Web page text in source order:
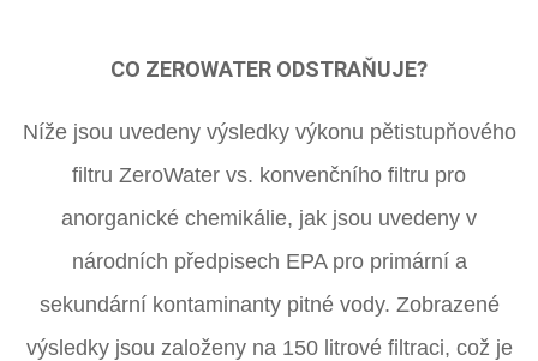
CO ZEROWATER ODSTRAŇUJE?
Níže jsou uvedeny výsledky výkonu pětistupňového
filtru ZeroWater vs. konvenčního filtru pro
anorganické chemikálie, jak jsou uvedeny v
národních předpisech EPA pro primární a
sekundární kontaminanty pitné vody. Zobrazené
výsledky jsou založeny na 150 litrové filtraci, což je